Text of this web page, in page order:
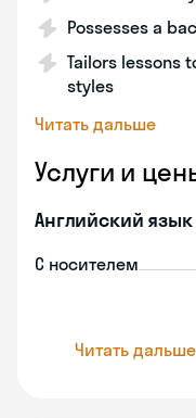
Possesses a
Tailors lessons
styles
Читать дальше
Услуги и
Английский язык
С носителем
Читать дальше